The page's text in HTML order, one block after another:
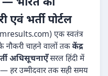
एवं भर्ती पोर्टल
एक स्वतंत्र
नौकरी चाहने वालों तककेंद्र
अधिसूचनाएँसरल हिंदी में
— हर उम्मीदवार तक सही समय